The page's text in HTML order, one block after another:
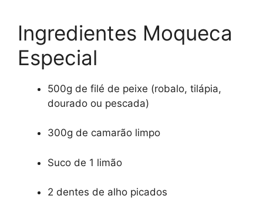
Ingredientes Moqueca
Especial
500g de filé de peixe (robalo, tilápia,
dourado ou pescada)
300g de camarão limpo
Suco de 1 limão
2 dentes de alho picados